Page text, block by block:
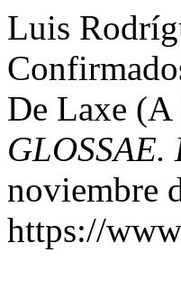
Luis
De Laxe
noviembre
https://